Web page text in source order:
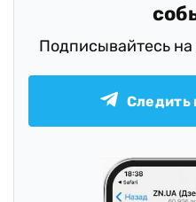
Подписывайтесь
Следить